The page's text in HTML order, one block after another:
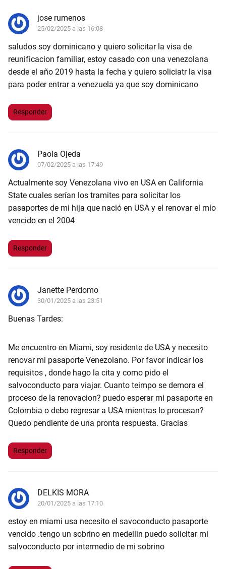
jose rumenos
25/02/2025 a las 16:08
saludos soy dominicano y quiero solicitar la visa de
reunificacion familiar, estoy casado con una venezolana
desde el año 2019 hasta la fecha y quiero soliciatr la visa
para poder entrar a venezuela ya que soy dominicano
Responder
Paola Ojeda
07/02/2025 a las 17:49
Actualmente soy Venezolana vivo en USA en California
State cuales serían los tramites para solicitar los
pasaportes de mi hija que nació en USA y el renovar el mío
vencido en el 2004
Responder
Janette Perdomo
30/01/2025 a las 23:51
Buenas Tardes:
Me encuentro en Miami, soy residente de USA y necesito
renovar mi pasaporte Venezolano. Por favor indicar los
requisitos , donde hago la cita y como pido el
salvoconducto para viajar. Cuanto teimpo se demora el
proceso de la renovacion? puedo esperar mi pasaporte en
Colombia o debo regresar a USA mientras lo procesan?
Quedo pendiente de una pronta respuesta. Gracias
Responder
DELKIS MORA
20/01/2025 a las 17:10
estoy en miami usa necesito el savoconducto pasaporte
vencido .tengo un sobrino en medellin puedo solicitar mi
salvoconducto por intermedio de mi sobrino